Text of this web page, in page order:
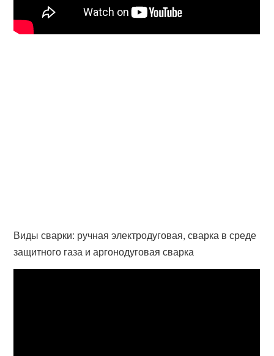
Виды сварки: ручная электродуговая, сварка в среде
защитного газа и аргонодуговая сварка